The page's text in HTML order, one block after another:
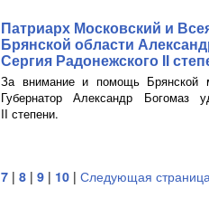
Патриарх Московский и
Брянской области
Сергия Радонежского II
За внимание и помощь
Губернатор Александр Богомаз
II степени.
7 | 8 | 9 | 10 | Следующая